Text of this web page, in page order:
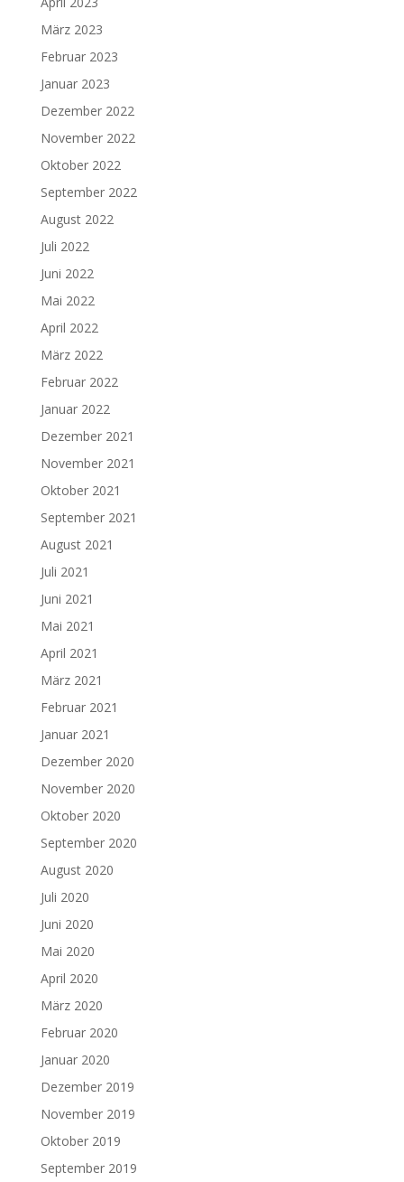
März 2023
Februar 2023
Januar 2023
Dezember 2022
November 2022
Oktober 2022
September 2022
August 2022
Juli 2022
Juni 2022
Mai 2022
April 2022
März 2022
Februar 2022
Januar 2022
Dezember 2021
November 2021
Oktober 2021
September 2021
August 2021
Juli 2021
Juni 2021
Mai 2021
April 2021
März 2021
Februar 2021
Januar 2021
Dezember 2020
November 2020
Oktober 2020
September 2020
August 2020
Juli 2020
Juni 2020
Mai 2020
April 2020
März 2020
Februar 2020
Januar 2020
Dezember 2019
November 2019
Oktober 2019
September 2019